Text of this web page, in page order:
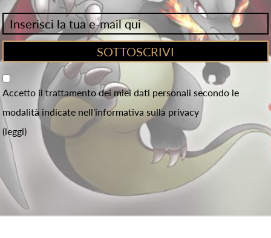
Accetto il trattamento dei miei dati personali secondo le
modalità indicate nell'informativa sulla privacy
(leggi)